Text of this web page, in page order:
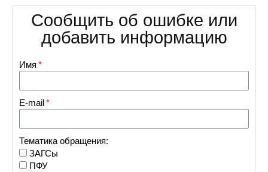
Сообщить об ошибке или
добавить информацию
Имя
E-mail
Тематика обращения:
ЗАГСы
ПФУ